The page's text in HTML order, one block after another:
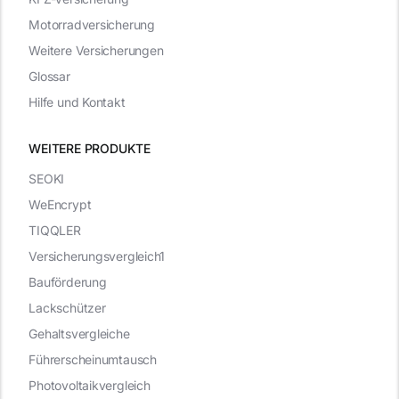
WEITERE PRODUKTE
Motorradversicherung
Weitere Versicherungen
Glossar
Hilfe und Kontakt
SEOKI
WeEncrypt
TIQQLER
Versicherungsvergleich1
Bauförderung
Lackschützer
Gehaltsvergleiche
Führerscheinumtausch
Photovoltaikvergleich